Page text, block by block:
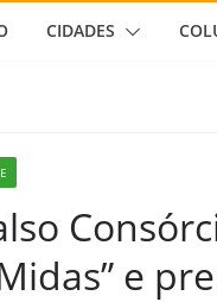
CIDADES
e